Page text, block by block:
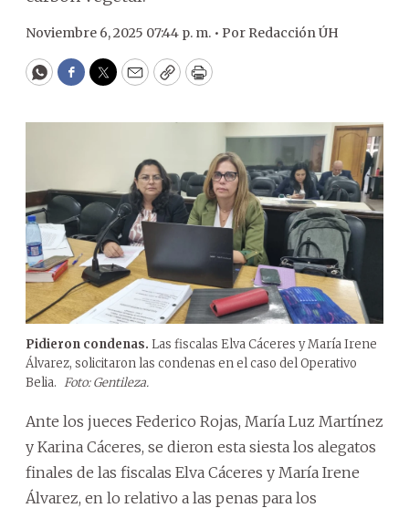
Noviembre 6, 2025 07:44 p. m. • Por Redacción ÚH
WhatsApp
Facebook
Twitter
EmailCopyPrint
Pidieron condenas. Las fiscalas Elva Cáceres y María Irene
Álvarez, solicitaron las condenas en el caso del Operativo
Belia. Foto: Gentileza.
Ante los jueces Federico Rojas, María Luz Martínez
y Karina Cáceres, se dieron esta siesta los alegatos
finales de las fiscalas Elva Cáceres y María Irene
Álvarez, en lo relativo a las penas para los